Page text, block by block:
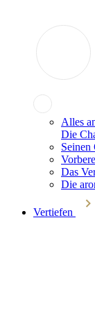
Alles
Die
Seinen
Das
Die
Vertiefen